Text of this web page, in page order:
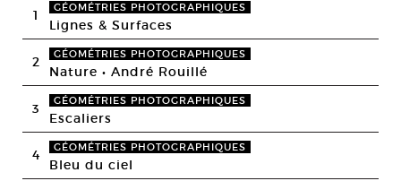
1 GÉOMÉTRIES PHOTOGRAPHIQUES
Lignes & Surfaces
2 GÉOMÉTRIES PHOTOGRAPHIQUES
Nature • André Rouillé
3 GÉOMÉTRIES PHOTOGRAPHIQUES
Escaliers
4 GÉOMÉTRIES PHOTOGRAPHIQUES
Bleu du ciel